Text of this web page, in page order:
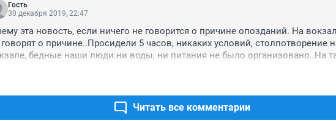
Гость
30 декабря 2019, 22:47
эта новость, если ничего не говорится о причине опозданий. На
о причине..Просидели 5 часов, никаких условий, столпотворение
бедные наши люди.ни воды, ни питания не было организовано..На
Читать все комментарии